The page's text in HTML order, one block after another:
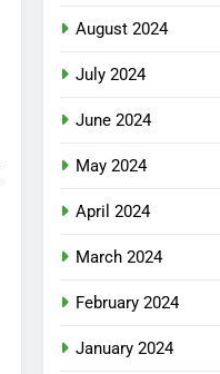
August 2024
July 2024
June 2024
May 2024
April 2024
March 2024
February 2024
January 2024